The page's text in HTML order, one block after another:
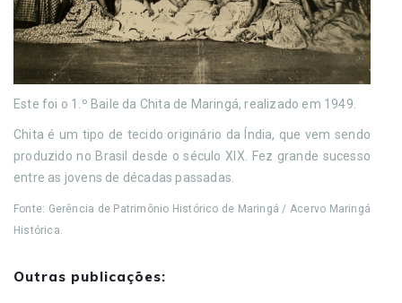
Este foi o 1.º Baile da Chita de Maringá, realizado em 1949.
Chita é um tipo de tecido originário da Índia, que vem sendo
produzido no Brasil desde o século XIX. Fez grande sucesso
entre as jovens de décadas passadas.
Fonte: Gerência de Patrimônio Histórico de Maringá / Acervo Maringá
Histórica.
Outras publicações: